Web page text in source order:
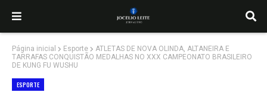
Página inicial Esporte
ATLETAS DE NOVA OLINDA, ALTANEIRA E
TARRAFAS CONQUISTÃO MEDALHAS NO XXX CAMPEONATO BRASILEIRO
DE KUNG FU WUSHU
ESPORTE